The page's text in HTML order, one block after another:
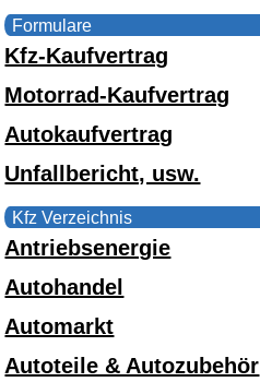
Formulare
Kfz-Kaufvertrag
Motorrad-Kaufvertrag
Autokaufvertrag
Unfallbericht, usw.
Kfz Verzeichnis
Antriebsenergie
Autohandel
Automarkt
Autoteile & Autozubehör